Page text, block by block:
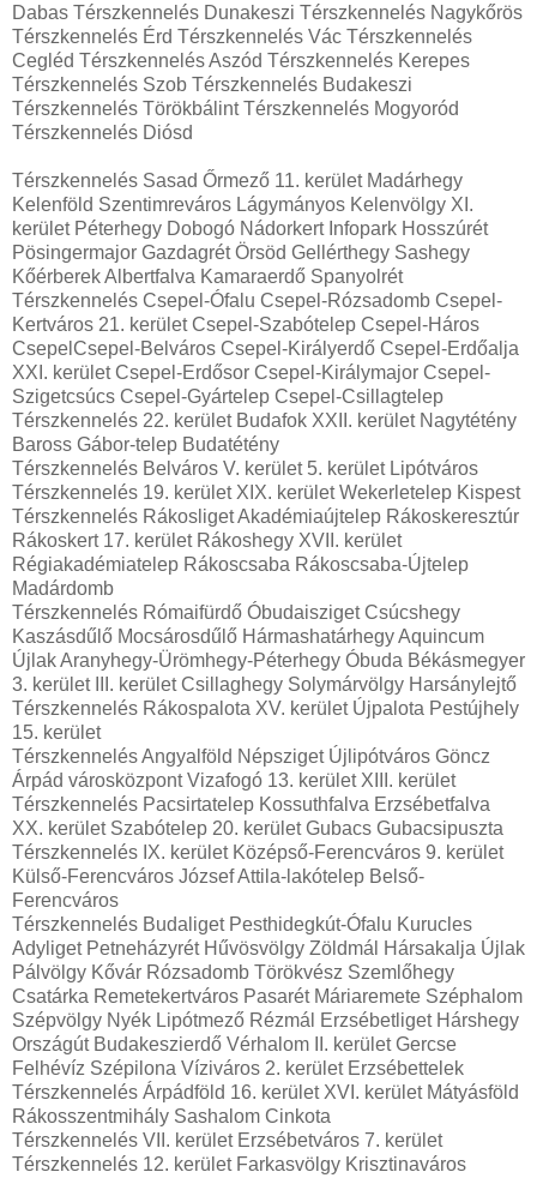
Dabas Térszkennelés Dunakeszi Térszkennelés Nagykőrös
Térszkennelés Érd Térszkennelés Vác Térszkennelés
Cegléd Térszkennelés Aszód Térszkennelés Kerepes
Térszkennelés Szob Térszkennelés Budakeszi
Térszkennelés Törökbálint Térszkennelés Mogyoród
Térszkennelés Diósd
Térszkennelés Sasad Őrmező 11. kerület Madárhegy
Kelenföld Szentimreváros Lágymányos Kelenvölgy XI.
kerület Péterhegy Dobogó Nádorkert Infopark Hosszúrét
Pösingermajor Gazdagrét Örsöd Gellérthegy Sashegy
Kőérberek Albertfalva Kamaraerdő Spanyolrét
Térszkennelés Csepel-Ófalu Csepel-Rózsadomb Csepel-
Kertváros 21. kerület Csepel-Szabótelep Csepel-Háros
CsepelCsepel-Belváros Csepel-Királyerdő Csepel-Erdőalja
XXI. kerület Csepel-Erdősor Csepel-Királymajor Csepel-
Szigetcsúcs Csepel-Gyártelep Csepel-Csillagtelep
Térszkennelés 22. kerület Budafok XXII. kerület Nagytétény
Baross Gábor-telep Budatétény
Térszkennelés Belváros V. kerület 5. kerület Lipótváros
Térszkennelés 19. kerület XIX. kerület Wekerletelep Kispest
Térszkennelés Rákosliget Akadémiaújtelep Rákoskeresztúr
Rákoskert 17. kerület Rákoshegy XVII. kerület
Régiakadémiatelep Rákoscsaba Rákoscsaba-Újtelep
Madárdomb
Térszkennelés Rómaifürdő Óbudaisziget Csúcshegy
Kaszásdűlő Mocsárosdűlő Hármashatárhegy Aquincum
Újlak Aranyhegy-Ürömhegy-Péterhegy Óbuda Békásmegyer
3. kerület III. kerület Csillaghegy Solymárvölgy Harsánylejtő
Térszkennelés Rákospalota XV. kerület Újpalota Pestújhely
15. kerület
Térszkennelés Angyalföld Népsziget Újlipótváros Göncz
Árpád városközpont Vizafogó 13. kerület XIII. kerület
Térszkennelés Pacsirtatelep Kossuthfalva Erzsébetfalva
XX. kerület Szabótelep 20. kerület Gubacs Gubacsipuszta
Térszkennelés IX. kerület Középső-Ferencváros 9. kerület
Külső-Ferencváros József Attila-lakótelep Belső-
Ferencváros
Térszkennelés Budaliget Pesthidegkút-Ófalu Kurucles
Adyliget Petneházyrét Hűvösvölgy Zöldmál Hársakalja Újlak
Pálvölgy Kővár Rózsadomb Törökvész Szemlőhegy
Csatárka Remetekertváros Pasarét Máriaremete Széphalom
Szépvölgy Nyék Lipótmező Rézmál Erzsébetliget Hárshegy
Országút Budakeszierdő Vérhalom II. kerület Gercse
Felhévíz Szépilona Víziváros 2. kerület Erzsébettelek
Térszkennelés Árpádföld 16. kerület XVI. kerület Mátyásföld
Rákosszentmihály Sashalom Cinkota
Térszkennelés VII. kerület Erzsébetváros 7. kerület
Térszkennelés 12. kerület Farkasvölgy Krisztinaváros